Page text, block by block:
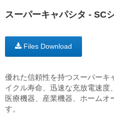
スーパーキャパシタ - SC
Files Download
優れた信頼性を持つスーパーキ
イクル寿命、迅速な充放電速度
医療機器、産業機器、ホームオ
す。